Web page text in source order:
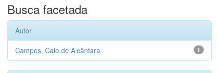
Busca facetada
Autor
1
Campos, Caio de Alcântara